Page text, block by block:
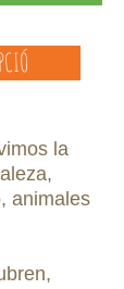
la
animales